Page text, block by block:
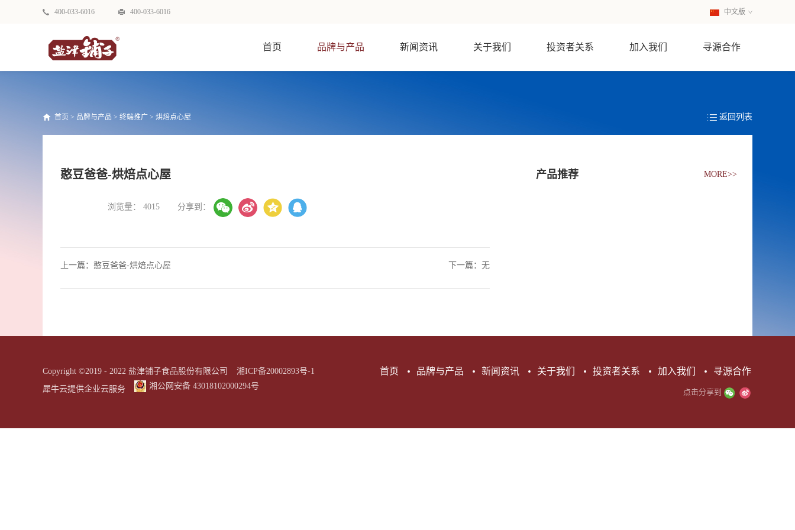
400-033-6016 400-033-6016 中文版
首页 品牌与产品 新闻资讯 关于我们 投资者关系 加入我们 寻源合作
首页 > 品牌与产品 > 终端推广 > 烘焙点心屋 返回列表
憨豆爸爸-烘焙点心屋
浏览量： 4015 分享到：
上一篇： 憨豆爸爸-烘焙点心屋 下一篇：无
产品推荐 MORE>>
Copyright ©2019 - 2022 盐津铺子食品股份有限公司
湘ICP备20002893号-1
犀牛云提供企业云服务
湘公网安备 43018102000294号
首页 品牌与产品 新闻资讯 关于我们 投资者关系 加入我们 寻源合作
点击分享到